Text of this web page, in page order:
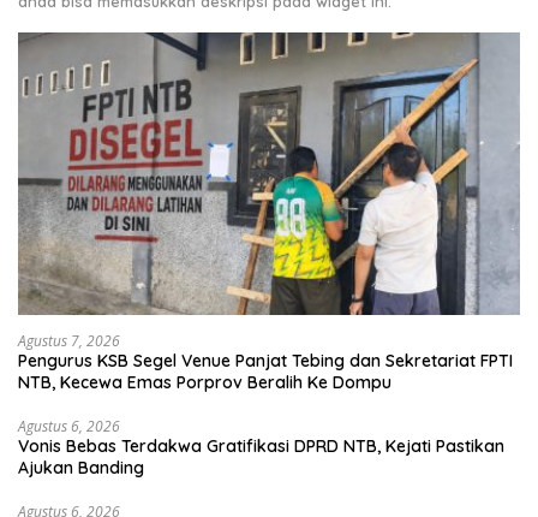
Agustus 7, 2026
Pengurus KSB Segel Venue Panjat Tebing dan Sekretariat FPTI
NTB, Kecewa Emas Porprov Beralih Ke Dompu
Agustus 6, 2026
Vonis Bebas Terdakwa Gratifikasi DPRD NTB, Kejati Pastikan
Ajukan Banding
Agustus 6, 2026